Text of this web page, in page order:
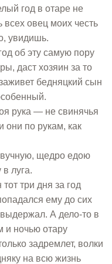
год в отаре не
овец моих честь
увидишь.
об эту самую пору
даст хозяин за то
бедняцкий сын
рука — не свинячья
они по рукам, как
щедро едою
луга.
три дня за год
ему до сих
выдержал. А дело-то в
и ночью отару
задремлет, волки
на всю жизнь